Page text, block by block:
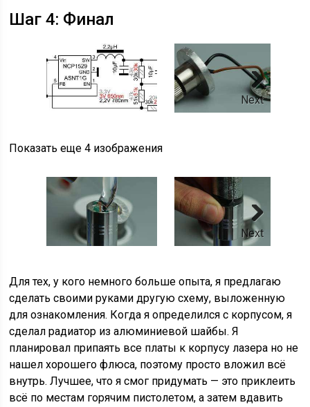
Шаг 4: Финал
Next
Показать еще 4 изображения
Next
Для тех, у кого немного больше опыта, я предлагаю
сделать своими руками другую схему, выложенную
для ознакомления. Когда я определился с корпусом, я
сделал радиатор из алюминиевой шайбы. Я
планировал припаять все платы к корпусу лазера но не
нашел хорошего флюса, поэтому просто вложил всё
внутрь. Лучшее, что я смог придумать — это приклеить
всё по местам горячим пистолетом, а затем вдавить